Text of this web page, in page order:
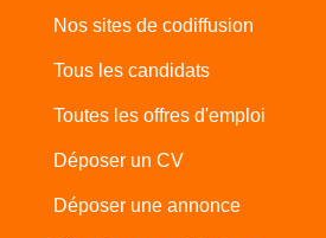
Nos sites de codiffusion
Tous les candidats
Toutes les offres d'emploi
Déposer un CV
Déposer une annonce